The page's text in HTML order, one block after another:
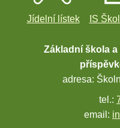
Jídelní lístek IS
Základní škola a
adresa:
tel.:
email: